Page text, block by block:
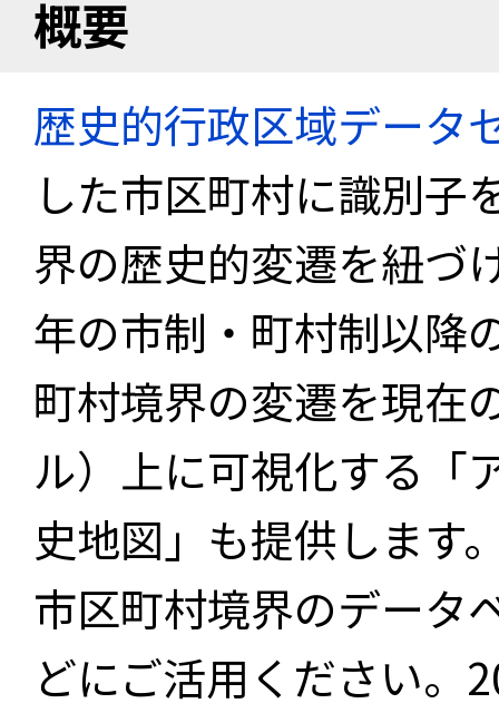
概要
歴史的行政区域データ
した市区町村に識別子
界の歴史的変遷を紐づ
年の市制・町村制以降
町村境界の変遷を現在
ル）上に可視化する「
史地図」も提供します
市区町村境界のデータ
どにご活用ください。